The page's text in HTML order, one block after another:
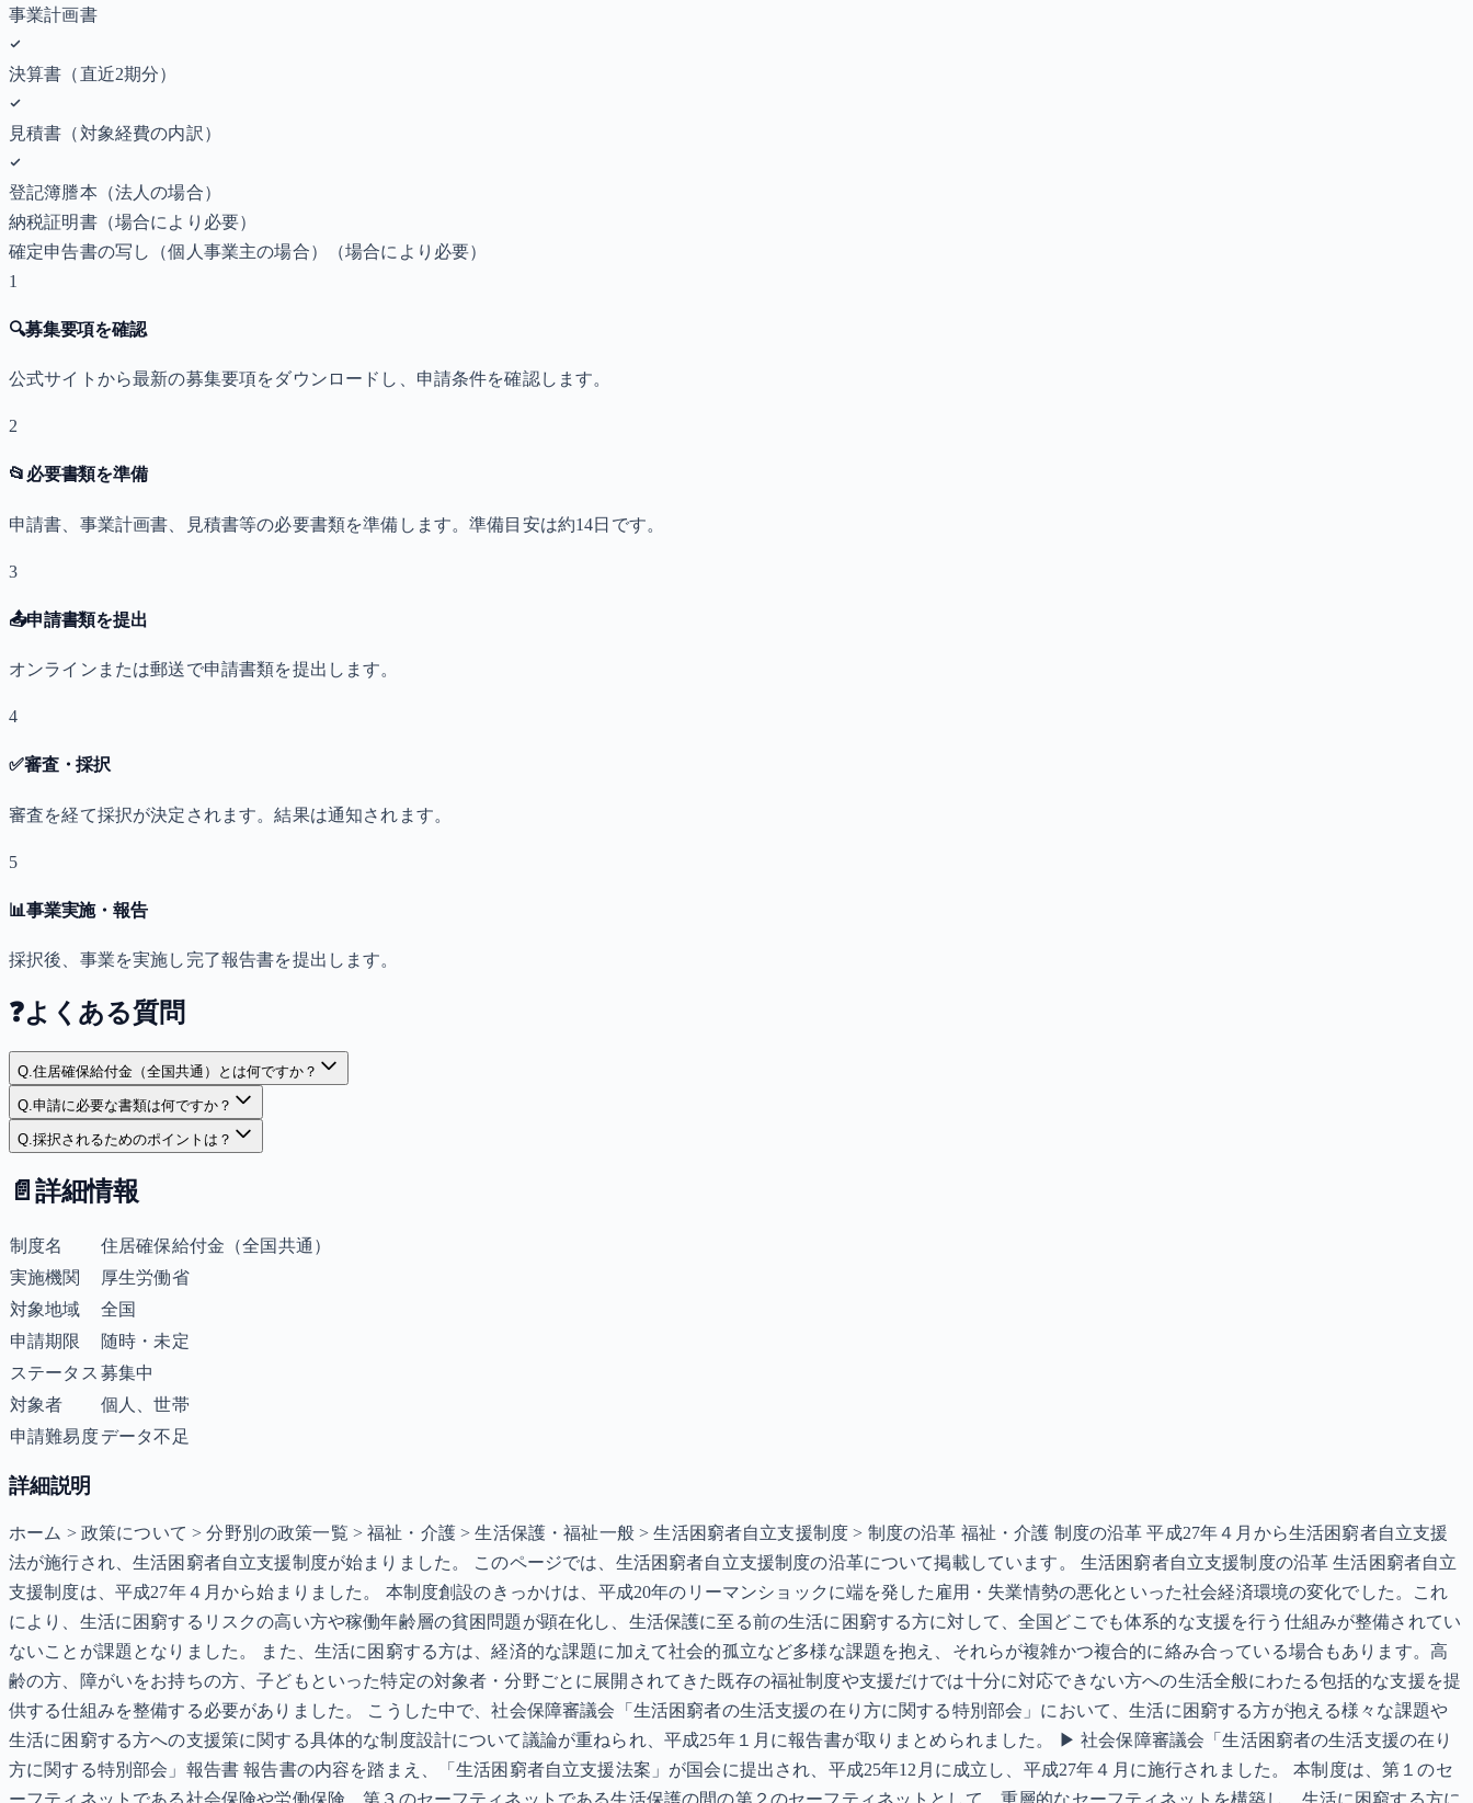
事業計画書
決算書（直近2期分）
見積書（対象経費の内訳）
登記簿謄本（法人の場合）
納税証明書（場合により必要）
確定申告書の写し（個人事業主の場合）
（場合により必要）
1
🔍募集要項を確認
公式サイトから最新の募集要項をダウンロードし、申請条件を確認します。
2
📂 必要書類を準備
申請書、事業計画書、見積書等の必要書類を準備します。準備目安は約14日です。
3
📤申請書類を提出
オンラインまたは郵送で申請書類を提出します。
4
✅審査・採択
審査を経て採択が決定されます。結果は通知されます。
5
📊事業実施・報告
採択後、事業を実施し完了報告書を提出します。
❓よくある質問
Q.住居確保給付金（全国共通）とは何ですか？
Q.申請に必要な書類は何ですか？
Q.採択されるためのポイントは？
📄 詳細情報
制度名
住居確保給付金（全国共通）
実施機関
厚生労働省
対象地域
全国
申請期限
随時・未定
ステータス 募集中
対象者
個人、世帯
申請難易度データ不足
詳細説明
ホーム > 政策について > 分野別の政策一覧 > 福祉・介護 > 生活保護・福祉一般 > 生活困窮者自立支援制度 > 制度の沿革 福祉・介護 制度の沿革 平成27年４月から生活困窮者自立支援
法が施行され、生活困窮者自立支援制度が始まりました。 このページでは、生活困窮者自立支援制度の沿革について掲載しています。 生活困窮者自立支援制度の沿革 生活困窮者自立
支援制度は、平成27年４月から始まりました。 本制度創設のきっかけは、平成20年のリーマンショックに端を発した雇用・失業情勢の悪化といった社会経済環境の変化でした。これ
により、生活に困窮するリスクの高い方や稼働年齢層の貧困問題が顕在化し、生活保護に至る前の生活に困窮する方に対して、全国どこでも体系的な支援を行う仕組みが整備されてい
ないことが課題となりました。 また、生活に困窮する方は、経済的な課題に加えて社会的孤立など多様な課題を抱え、それらが複雑かつ複合的に絡み合っている場合もあります。高
齢の方、障がいをお持ちの方、子どもといった特定の対象者・分野ごとに展開されてきた既存の福祉制度や支援だけでは十分に対応できない方への生活全般にわたる包括的な支援を提
供する仕組みを整備する必要がありました。 こうした中で、社会保障審議会「生活困窮者の生活支援の在り方に関する特別部会」において、生活に困窮する方が抱える様々な課題や
生活に困窮する方への支援策に関する具体的な制度設計について議論が重ねられ、平成25年１月に報告書が取りまとめられました。 ▶ 社会保障審議会「生活困窮者の生活支援の在り
方に関する特別部会」報告書 報告書の内容を踏まえ、「生活困窮者自立支援法案」が国会に提出され、平成25年12月に成立し、平成27年４月に施行されました。 本制度は、第１のセ